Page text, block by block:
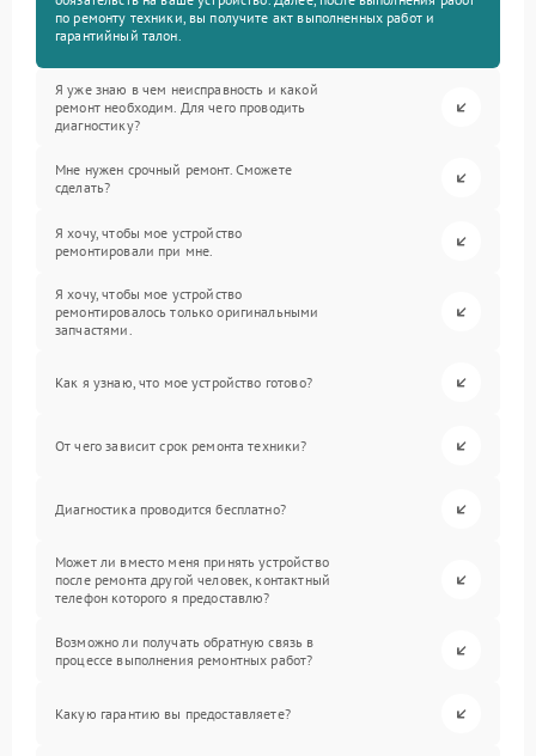
по ремонту техники, вы получите акт выполненных работ и
гарантийный талон.
Я уже знаю в чем неисправность и какой
ремонт необходим. Для чего проводить
диагностику?
Мне нужен срочный ремонт. Сможете
сделать?
Я хочу, чтобы мое устройство
ремонтировали при мне.
Я хочу, чтобы мое устройство
ремонтировалось только оригинальными
запчастями.
Как я узнаю, что мое устройство готово?
От чего зависит срок ремонта техники?
Диагностика проводится бесплатно?
Может ли вместо меня принять устройство
после ремонта другой человек, контактный
телефон которого я предоставлю?
Возможно ли получать обратную связь в
процессе выполнения ремонтных работ?
Какую гарантию вы предоставляете?